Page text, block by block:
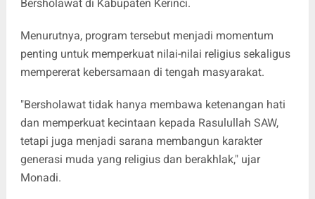
Bersholawat di Kabupaten Kerinci.
Menurutnya, program tersebut menjadi momentum
penting untuk memperkuat nilai-nilai religius sekaligus
mempererat kebersamaan di tengah masyarakat.
"Bersholawat tidak hanya membawa ketenangan hati
dan memperkuat kecintaan kepada Rasulullah SAW,
tetapi juga menjadi sarana membangun karakter
generasi muda yang religius dan berakhlak," ujar
Monadi.